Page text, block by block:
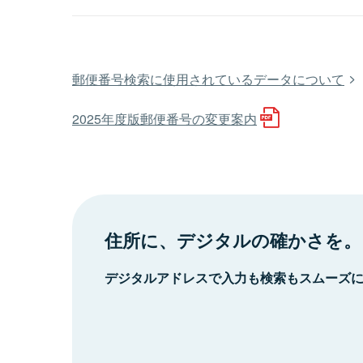
郵便番号検索に使用されているデータについて
2025年度版郵便番号の変更案内
住所に、デジタルの確かさを。
デジタルアドレスで入力も検索もスムーズ